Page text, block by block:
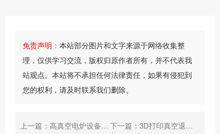
免责声明：本站部分图片和文字来源于网络收集整
理，仅供学习交流，版权归原作者所有，并不代表我
站观点。本站将不承担任何法律责任，如果有侵犯到
您的权利，请及时联系我们删除。
上一篇：高真空电炉设备案例 下一篇： 3D打印真空退火炉客户案例